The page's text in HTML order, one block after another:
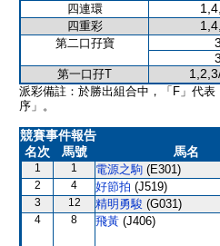
四連環
四重彩
第二口孖寶
第一口孖T
派彩備註：於勝出組合中，「F」代
序」。
競賽事件報告
名次
馬號 馬名
1 1 電源之駒 (E301)
2 4 好節拍 (J519)
3 12 精明勇駿 (G031)
4 8 飛黃 (J406)